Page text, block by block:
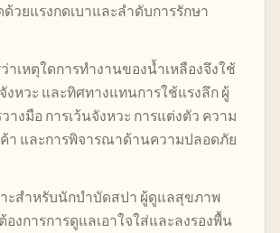
ด้วยแรงกดเบาและลำดับการรักษา
าเหตุใดการทำงานของน้ำเหลืองจึงใช้
หวะ และทิศทางแทนการใช้แรงลึก ผู้
างมือ การเว้นจังหวะ การแต่งตัว ความ
า และการพิจารณาด้านความปลอดภัย
ะสำหรับนักบำบัดสปา ผู้ดูแลสุขภาพ
องการการดูแลเอาใจใส่และลงรองพื้น